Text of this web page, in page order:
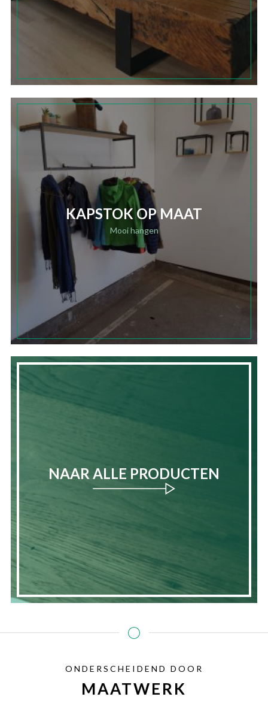
KAPSTOK OP MAAT
Mooi hangen
NAAR ALLE PRODUCTEN
ONDERSCHEIDEND DOOR
MAATWERK